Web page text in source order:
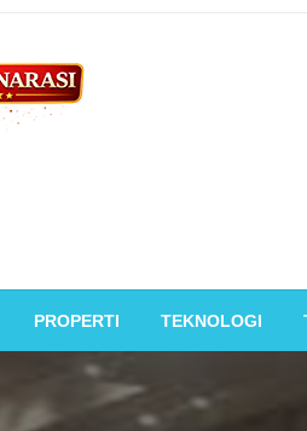
PROPERTI TEKNOLOGI